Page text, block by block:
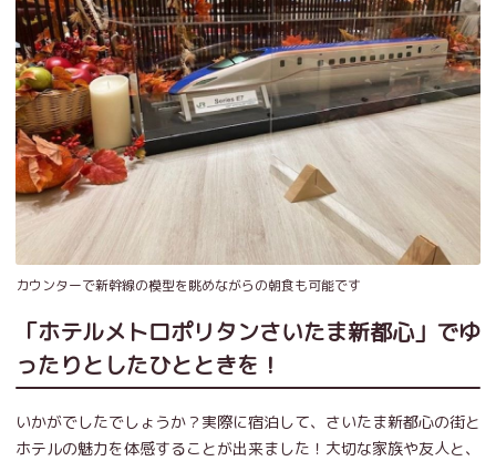
カウンターで新幹線の模型を眺めながらの朝食も可能です
「ホテルメトロポリタンさいたま新都心」でゆ
ったりとしたひとときを！
いかがでしたでしょうか？実際に宿泊して、さいたま新都心の街と
ホテルの魅力を体感することが出来ました！大切な家族や友人と、